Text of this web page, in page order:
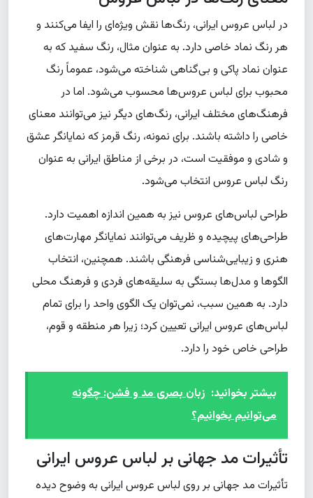
در لباس عروس ایرانی، رنگ‌ها نقش ویژه‌ای را ایفا می‌کنند و
هر رنگ نماد خاصی دارد. به عنوان مثال، رنگ سفید که به
عنوان نماد پاکی و بی‌گناهی شناخته می‌شود، عموماً رنگ
محبوب برای لباس عروس‌ها محسوب می‌شود. اما در
فرهنگ‌های مختلف ایرانی، رنگ‌های دیگر نیز می‌توانند معنای
خاصی را داشته باشند. برای نمونه، رنگ قرمز که نمایانگر عشق
و شادی و موفقیت است، در برخی از مناطق ایرانی به عنوان
رنگ لباس عروس انتخاب می‌شود.
طراحی لباس‌های عروس نیز به همین اندازه اهمیت دارد.
طراحی‌های پیچیده و ظریف می‌توانند نمایانگر مهارت‌های
هنری و زیبایی‌شناسی فرهنگی باشند. همچنین، انتخاب
الگوها و مدل‌ها بستگی به سلیقه‌های فردی و فرهنگ محلی
دارد. به همین سبب، نمی‌توان یک الگوی واحد را برای تمام
لباس‌های عروس ایرانی تعیین کرد؛ زیرا هر منطقه و قوم،
طراحی خاص خود را دارد.
بیشتر بخوانید: زبان بصری مد و فشن: چگونه
می‌توانیم بخوانیم؟
تأثیرات مد جهانی بر لباس عروس ایرانی
تأثیرات مد جهانی بر روی لباس عروس ایرانی به وضوح دیده